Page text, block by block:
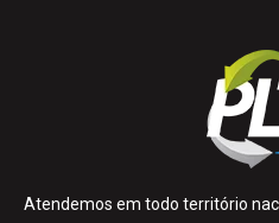
Atendemos em todo território